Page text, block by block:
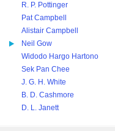
R. P. Pottinger
Pat Campbell
Alistair Campbell
Neil Gow
Widodo Hargo Hartono
Sek Pan Chee
J. G. H. White
B. D. Cashmore
D. L. Janett